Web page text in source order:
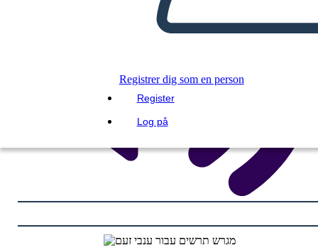
Registrer dig som en person
Register
Log på